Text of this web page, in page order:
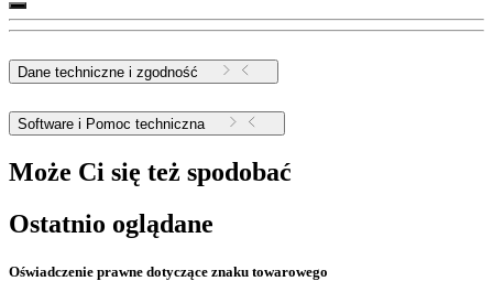
Dane techniczne i zgodność
Software i Pomoc techniczna
Może Ci się też spodobać
Ostatnio oglądane
Oświadczenie prawne dotyczące znaku towarowego